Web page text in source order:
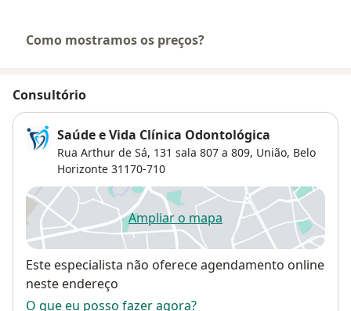
Como mostramos os preços?
Consultório
Saúde e Vida Clínica Odontológica
Rua Arthur de Sá, 131 sala 807 a 809, União, Belo
Horizonte 31170-710
Ampliar o mapaabre num novo separador
Disponibilidade
Este especialista não oferece agendamento online
neste endereço
O que eu posso fazer agora?